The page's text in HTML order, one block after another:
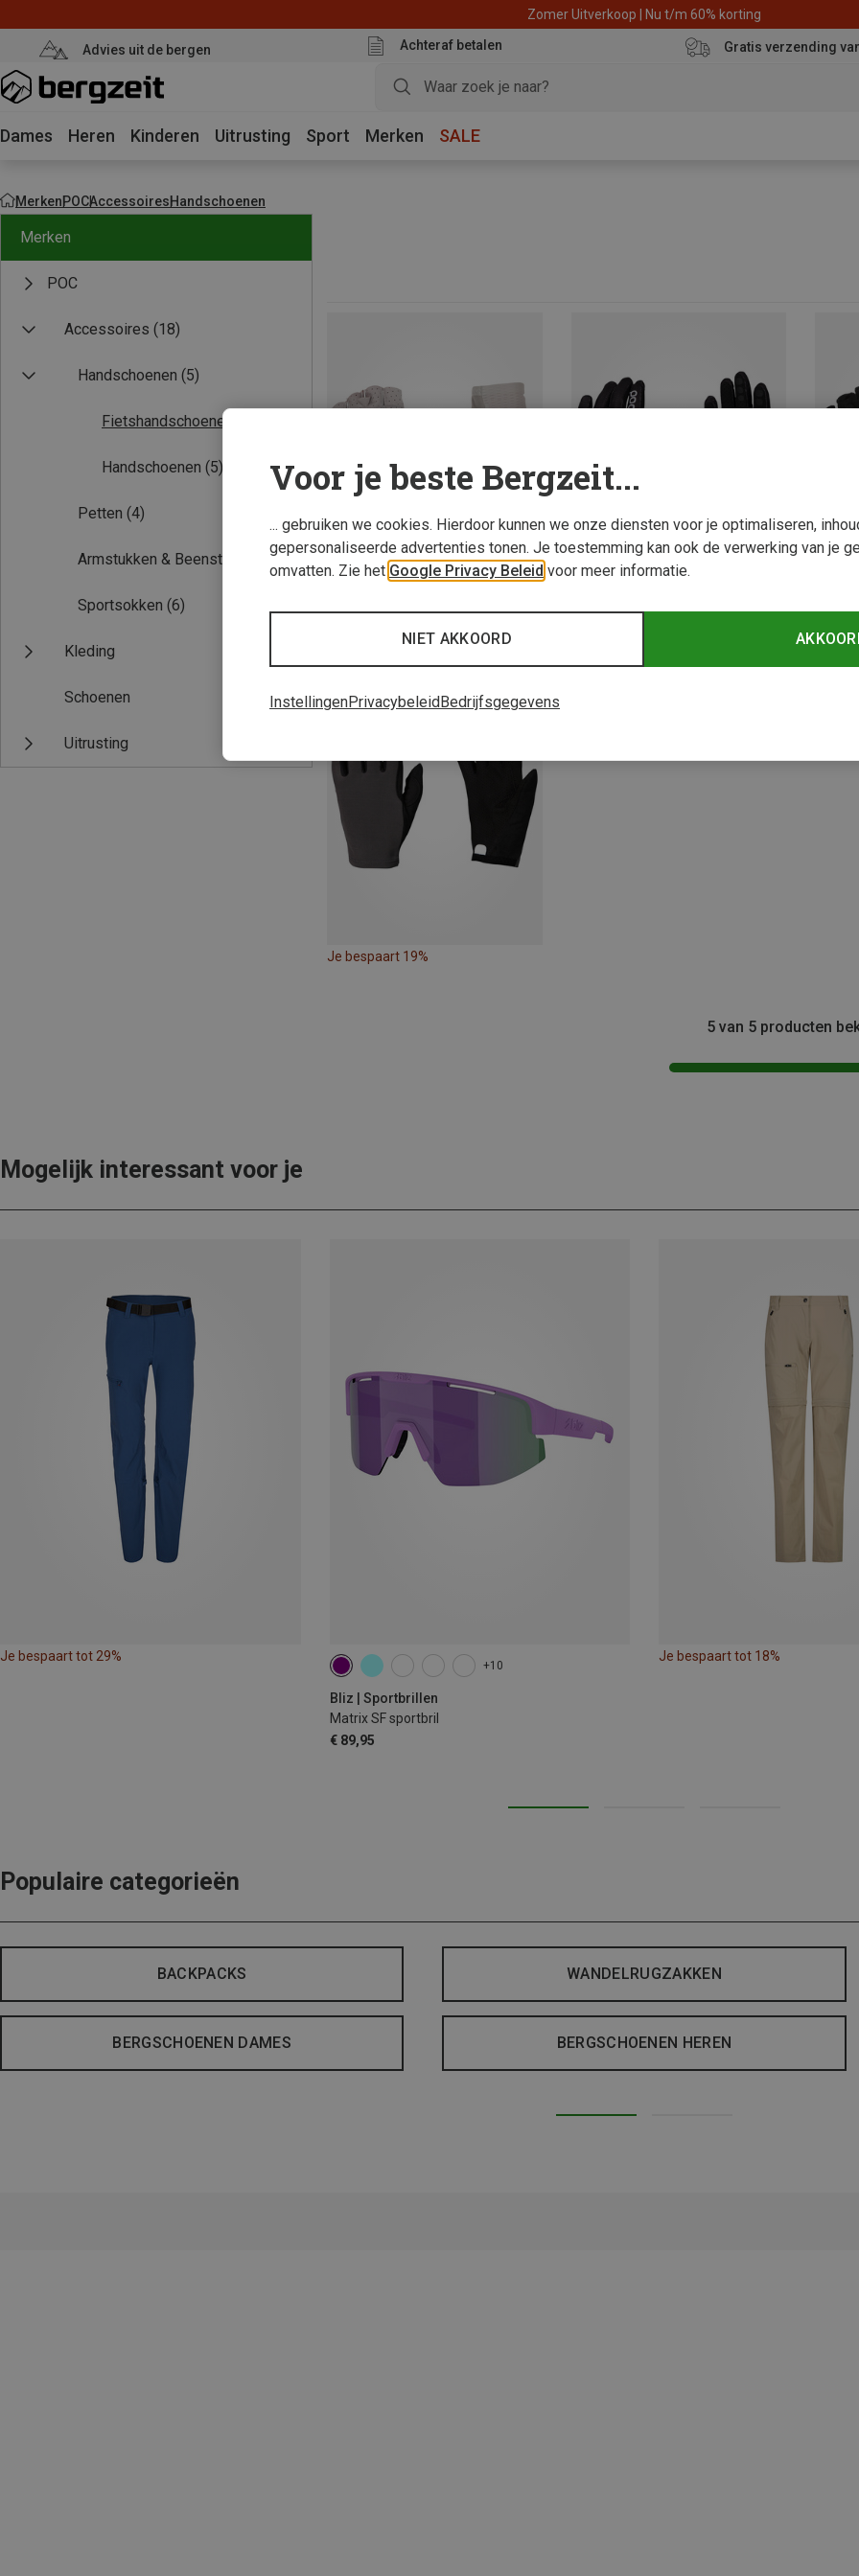
Zomer Uitverkoop | Nu t/m 60% korting
Advies uit de bergen Achteraf betalen Gratis verzending
Dames Heren Kinderen Uitrusting Sport Merken SALE
MerkenPOCAccessoiresHandschoenen
Merken
POC
Accessoires (18)
Handschoenen (5)
Fietshandschoenen
Handschoenen (5)
Petten (4)
Armstukken & Beenstukken (3)
Sportsokken (6)
Kleding
Schoenen
Uitrusting
Je bespaart 19% Je bespaart 19% Je
Je bespaart 19%
5 van 5 producten
Mogelijk interessant voor je
Je bespaart tot 29%
+10
Bliz | Sportbrillen
Matrix SF sportbril
€ 89,95
Je bespaart tot 18%
Populaire categorieën
BACKPACKS WANDELRUGZAKKEN
BERGSCHOENEN DAMES BERGSCHOENEN HEREN
Voor je beste Bergzeit...
... gebruiken we cookies. Hierdoor kunnen we onze diensten voor je optimaliseren,
gepersonaliseerde advertenties tonen. Je toestemming kan ook de verwerking van je
omvatten. Zie het Google Privacy Beleid voor meer informatie.
NIET AKKOORD
InstellingenPrivacybeleid Bedrijfsgegevens